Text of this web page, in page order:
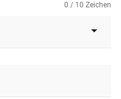
0 / 10 Zeichen